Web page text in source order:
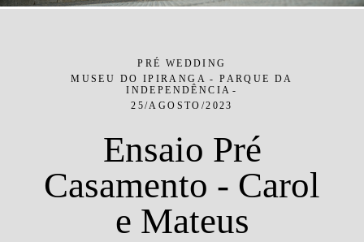
PRÉ WEDDING
MUSEU DO IPIRANGA - PARQUE DA
INDEPENDÊNCIA
25/AGOSTO/2023
Ensaio Pré
Casamento - Carol
e Mateus